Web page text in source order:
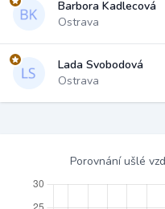
Barbora Kadlecová
Ostrava
Lada Svobodová
Ostrava
Porovnání ušlé